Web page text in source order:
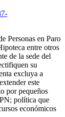
Personas en Paro
entre otros
de la sede del
su
excluya a
este
por pequeños
política que
económicos